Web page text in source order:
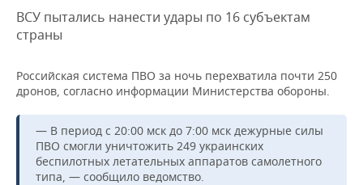
ДЕКЛАРАЦИИ О ДОХОДАХ
КОРОЛИ ГОСЗАКАЗА ПФО
ВУЗЫ ТАТАРСТАНА
ТОРГОВЫЕ ЦЕНТРЫ
ТАТАРСТАНА
НОВОСТИ ЭКОНОМИКИ
ФИНАНСЫ
БАНКИ
ИНВЕСТИЦИИ
ПРОМЫШЛЕННОСТЬ
НОВОСТИ
АГРОПРОМ
МАШИНОСТРОЕНИЕ
НЕФТЕХИМИЯ
НЕДВИЖИМОСТЬ
НОВОСТИ НЕДВИЖИМОСТИ
АВТО
БИЗНЕС
НОВОСТИ БИЗНЕСА
ТЕХНОЛОГИИ
ВСУ пытались нанести удары по 16 субъектам
страны
Российская система ПВО за ночь перехватила почти 250
дронов, согласно информации Министерства обороны.
— В период с 20:00 мск до 7:00 мск дежурные силы
ПВО смогли уничтожить 249 украинских
беспилотных летательных аппаратов самолетного
типа, — сообщило ведомство.